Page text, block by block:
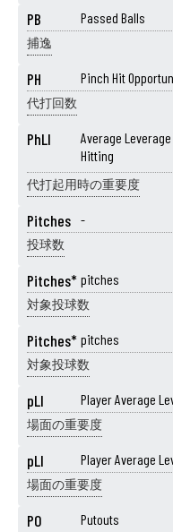
PB Passed Balls
捕逸
PH Pinch Hit
代打回数
PhLI
Average
Hitting
代打起用時の重要度
Pitches -
投球数
Pitches* pitches
対象投球数
Pitches* pitches
対象投球数
pLI Player Average
場面の重要度
pLI Player Average
場面の重要度
PO Putouts